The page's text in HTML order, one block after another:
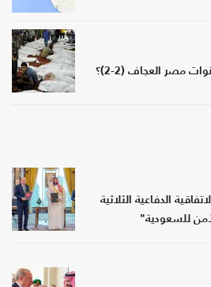
مصر العجاف (2-2)؟
الدفاعية الثلاثية
للسعودية"